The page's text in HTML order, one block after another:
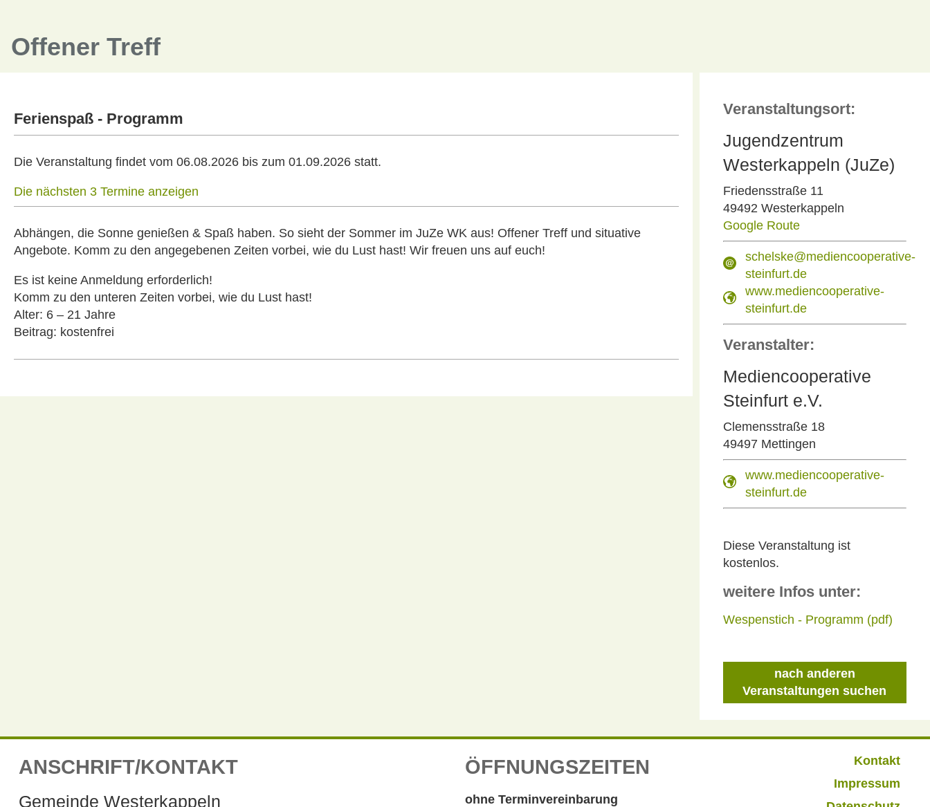
Offener Treff
Ferienspaß - Programm
Die Veranstaltung findet vom 06.08.2026 bis zum 01.09.2026 statt.
Die nächsten 3 Termine anzeigen
Abhängen, die Sonne genießen & Spaß haben. So sieht der Sommer im JuZe WK aus! Offener Treff und situative
Angebote. Komm zu den angegebenen Zeiten vorbei, wie du Lust hast! Wir freuen uns auf euch!
Es ist keine Anmeldung erforderlich!
Komm zu den unteren Zeiten vorbei, wie du Lust hast!
Alter: 6 – 21 Jahre
Beitrag: kostenfrei
nach anderen
Veranstaltungen suchen
Veranstaltungsort:
Jugendzentrum
Westerkappeln (JuZe)
Friedensstraße 11
49492 Westerkappeln
Google Route
schelske@mediencooperative-
steinfurt.de
www.mediencooperative-
steinfurt.de
Veranstalter:
Mediencooperative
Steinfurt e.V.
Clemensstraße 18
49497 Mettingen
www.mediencooperative-
steinfurt.de
Diese Veranstaltung ist
kostenlos.
weitere Infos unter:
Wespenstich - Programm (pdf)
ANSCHRIFT/KONTAKT
Gemeinde Westerkappeln
ÖFFNUNGSZEITEN
ohne Terminvereinbarung
Kontakt
Impressum